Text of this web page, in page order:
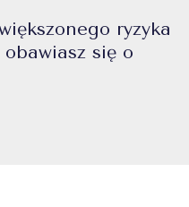
ryzyka
się o